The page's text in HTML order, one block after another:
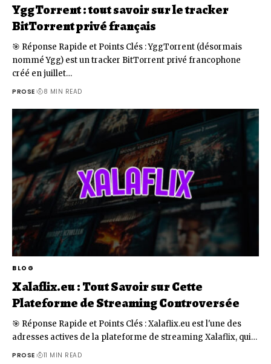
YggTorrent : tout savoir sur le tracker
BitTorrent privé français
🎯 Réponse Rapide et Points Clés : YggTorrent (désormais
nommé Ygg) est un tracker BitTorrent privé francophone
créé en juillet…
PROSE 8 MIN READ
BLOG
Xalaflix.eu : Tout Savoir sur Cette
Plateforme de Streaming Controversée
🎯 Réponse Rapide et Points Clés : Xalaflix.eu est l'une des
adresses actives de la plateforme de streaming Xalaflix, qui…
PROSE 11 MIN READ